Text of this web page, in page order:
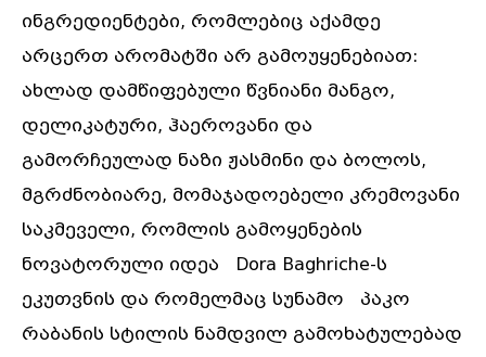
ინგრედიენტები, რომლებიც აქამდე
არცერთ არომატში არ გამოუყენებიათ:
ახლად დამწიფებული წვნიანი მანგო,
დელიკატური, ჰაეროვანი და
გამორჩეულად ნაზი ჟასმინი და ბოლოს,
მგრძნობიარე, მომაჯადოებელი კრემოვანი
საკმეველი, რომლის გამოყენების
ნოვატორული იდეა Dora Baghriche-ს
ეკუთვნის და რომელმაც სუნამო პაკო
რაბანის სტილის ნამდვილ გამოხატულებად